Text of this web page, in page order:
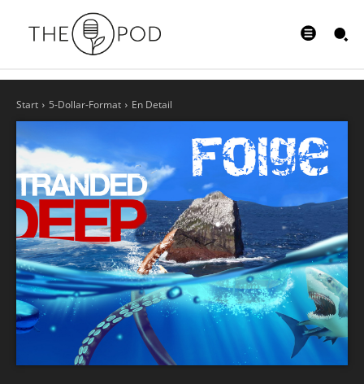
Start 5-Dollar-Format En Detail